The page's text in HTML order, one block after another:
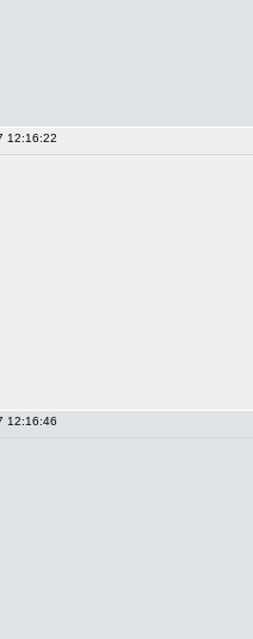
12:16:22
12:16:46